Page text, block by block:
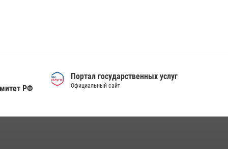
РФ
Портал государственных услуг
Официальный сайт